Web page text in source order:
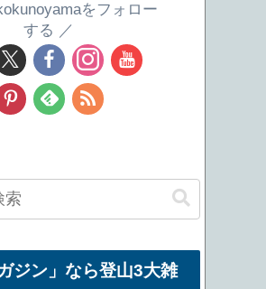
をフォロー
する
ジン」なら登山3大雑